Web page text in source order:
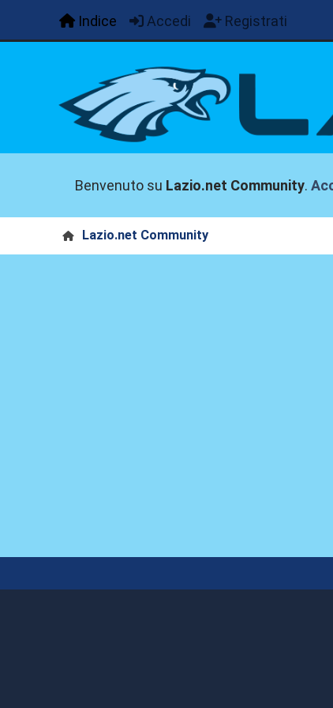
Indice Accedi Registrati
Benvenuto su Lazio.net Community.
Lazio.net Community